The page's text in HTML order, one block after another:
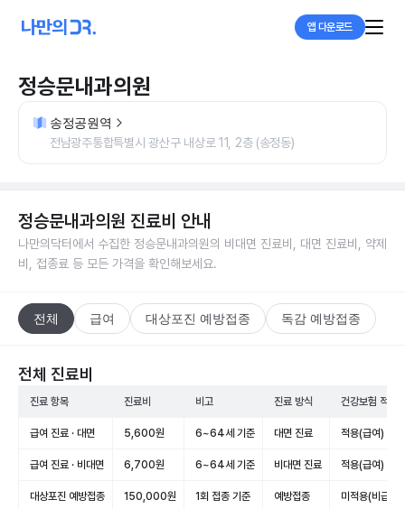
앱 다운로드
정승문내과의원
송정공원역
전남광주통합특별시 광산구 내상로 11, 2층 (송정동)
정승문내과의원 진료비 안내
나만의닥터에서 수집한 정승문내과의원의 비대면 진료비, 대면 진료비, 약제
비, 접종료 등 모든 가격을 확인해보세요.
전체 급여 대상포진 예방접종 독감 예방접종
전체 진료비
진료 항목 진료비 비고 진료 방식 건강보험 적용
급여 진료 · 대면 5,600원 6~64세 기준 대면 진료 적용(급여)
급여 진료 · 비대면 6,700원 6~64세 기준 비대면 진료 적용(급여)
대상포진 예방접종 150,000원 1회 접종 기준 예방접종 미적용(비급여)